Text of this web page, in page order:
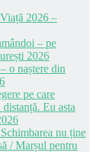
2026 –
– pe
2026
o naștere din
pe care
Eu asta
nu ține
/ Marșul pentru